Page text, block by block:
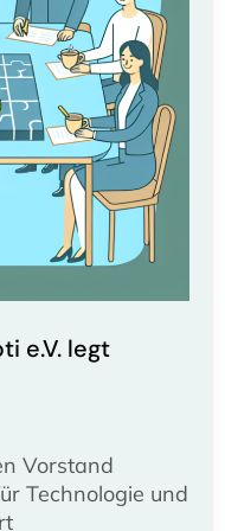
e.V. legt
Vorstand
Technologie und